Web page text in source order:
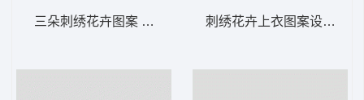
三朵刺绣花卉图案 领 衣边下摆 中东阿拉伯刺绣花卉上衣图案设计 领